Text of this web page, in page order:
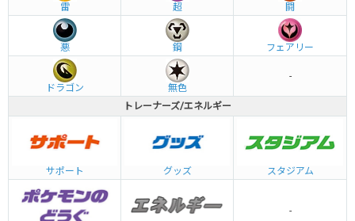
雷 超 闘
悪 鋼 フェアリー
ドラゴン 無色
-
トレーナーズ/エネルギー
サポート グッズ スタジアム
-